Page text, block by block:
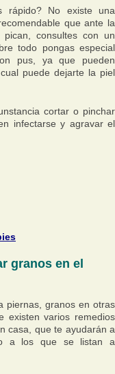
rápido? No existe una
que ante la
consultes con un
todo pongas especial
pus, ya que pueden
puede dejarte la piel
cortar o pinchar
infectarse y agravar el
granos en el
piernas, granos en otras
existen varios remedios
casa, que te ayudarán a
a los que se listan a